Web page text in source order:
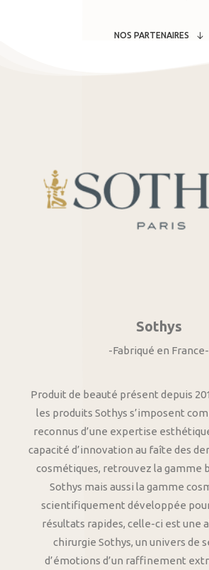
NOS PARTENAIRES
Sothys
-Fabriqué en France-
Produit de beauté présent depuis
les produits Sothys s’imposent
reconnus d’une expertise
capacité d’innovation au faîte des
cosmétiques, retrouvez la gamme
Sothys mais aussi la gamme
scientifiquement développée
résultats rapides, celle-ci est une
chirurgie Sothys, un univers de
d’émotions d’un raffinement